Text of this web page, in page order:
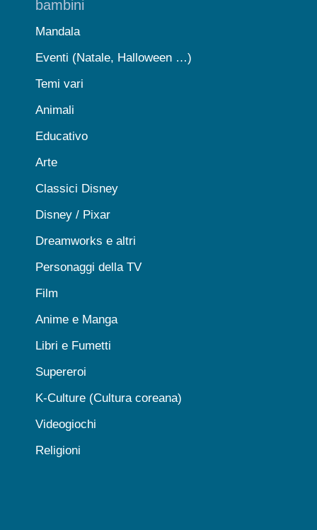
bambini
Mandala
Eventi (Natale, Halloween …)
Temi vari
Animali
Educativo
Arte
Classici Disney
Disney / Pixar
Dreamworks e altri
Personaggi della TV
Film
Anime e Manga
Libri e Fumetti
Supereroi
K-Culture (Cultura coreana)
Videogiochi
Religioni